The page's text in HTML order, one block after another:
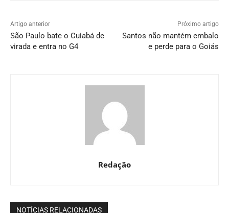
Artigo anterior
São Paulo bate o Cuiabá de
virada e entra no G4
Próximo artigo
Santos não mantém embalo
e perde para o Goiás
Redação
NOTÍCIAS RELACIONADAS